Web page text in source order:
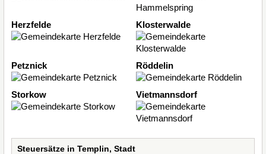
Herzfelde Klosterwalde
Petznick Röddelin
Storkow Vietmannsdorf
Steuersätze in Templin, Stadt